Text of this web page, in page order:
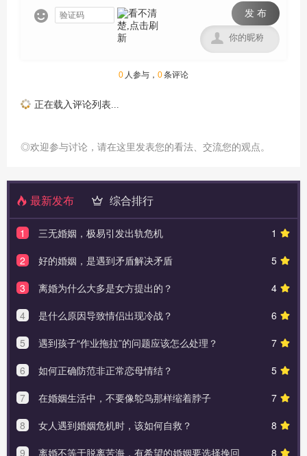
 发 布

0 人参与， 0条评论
正在载入评论列表...
◎欢迎参与讨论，请在这里发表您的看法、交流您的观点。
最新发布 综合排行
1
1
三无婚姻，极易引发出轨危机
5
2
好的婚姻，是遇到矛盾解决矛盾
4
3
离婚为什么大多是女方提出的？
6
4
是什么原因导致情侣出现冷战？
7
5
遇到孩子“作业拖拉”的问题应该怎么处理？
5
6
如何正确防范非正常恋母情结？
7
7
在婚姻生活中，不要像鸵鸟那样缩着脖子
8
8
女人遇到婚姻危机时，该如何自救？
8
9
离婚不等于脱离苦海，有希望的婚姻要选择挽回